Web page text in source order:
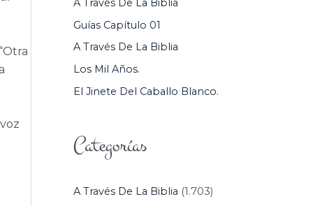
R
:
A Través De La Biblia
Guías Capítulo 01
A Través De La Biblia
Los Mil Años.
El Jinete Del Caballo Blanco.
Categorías
A Través De La Biblia (1.703)